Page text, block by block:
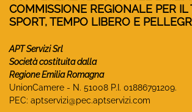
COMMISSIONE REGIONALE PER IL
SPORT, TEMPO LIBERO E
APT Servizi Srl
Società costituita dalla
Regione Emilia Romagna
UnionCamere - N. 51008 P.I. 01886791209.
PEC: aptservizi@pec.aptservizi.com